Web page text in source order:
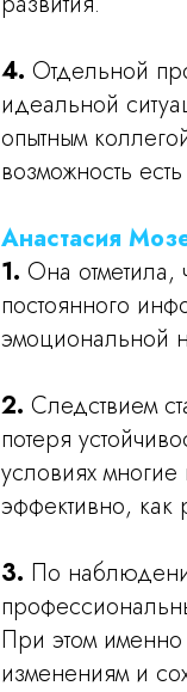
4. Отдельной
идеальной
опытным
возможность
Анастасия
1. Она отметила,
постоянного
эмоциональной
2. Следствием
потеря
условиях многие
эффективно, как
3. По
При этом именно
изменениям и